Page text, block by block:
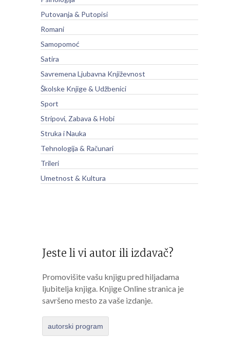
Putovanja & Putopisi
Romani
Samopomoć
Satira
Savremena Ljubavna Književnost
Školske Knjige & Udžbenici
Sport
Stripovi, Zabava & Hobi
Struka i Nauka
Tehnologija & Računari
Trileri
Umetnost & Kultura
Jeste li vi autor ili izdavač?
Promovišite vašu knjigu pred hiljadama
ljubitelja knjiga. Knjige Online stranica je
savršeno mesto za vaše izdanje.
autorski program